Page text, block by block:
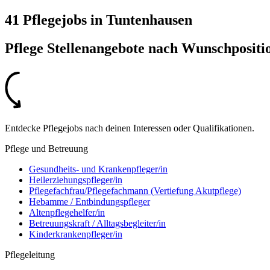
41 Pflegejobs in Tuntenhausen
Pflege Stellenangebote nach
Entdecke Pflegejobs nach deinen Interessen oder Qualifikationen.
Pflege und Betreuung
Gesundheits- und Krankenpfleger/in
Heilerziehungspfleger/in
Pflegefachfrau/Pflegefachmann (Vertiefung Akutpflege)
Hebamme / Entbindungspfleger
Altenpflegehelfer/in
Betreuungskraft / Alltagsbegleiter/in
Kinderkrankenpfleger/in
Pflegeleitung